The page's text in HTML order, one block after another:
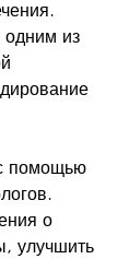
одним из
помощью
о
улучшить